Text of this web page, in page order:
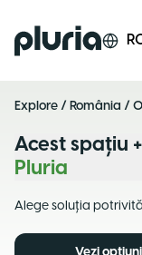
Logo Pluria
Explore / România /
Acest spațiu
Pluria
Alege soluția